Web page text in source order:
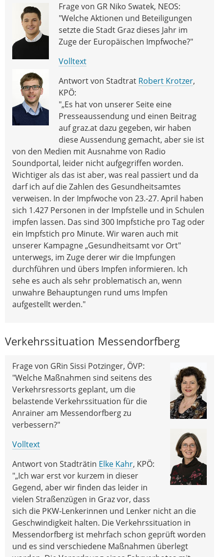
Frage von GR Niko Swatek, NEOS:
"Welche Aktionen und Beteiligungen
setzte die Stadt Graz dieses Jahr im
Zuge der Europäischen Impfwoche?"
Volltext
Antwort von Stadtrat Robert Krotzer,
KPÖ:
"„Es hat von unserer Seite eine
Presseaussendung und einen Beitrag
auf graz.at dazu gegeben, wir haben
diese Aussendung gemacht, aber sie ist
von den Medien mit Ausnahme von Radio
Soundportal, leider nicht aufgegriffen worden.
Wichtiger als das ist aber, was real passiert und da
darf ich auf die Zahlen des Gesundheitsamtes
verweisen. In der Impfwoche von 23.-27. April haben
sich 1.427 Personen in der Impfstelle und in Schulen
impfen lassen. Das sind 300 Impfstiche pro Tag oder
ein Impfstich pro Minute. Wir waren auch mit
unserer Kampagne „Gesundheitsamt vor Ort"
unterwegs, im Zuge derer wir die Impfungen
durchführen und übers Impfen informieren. Ich
sehe es auch als sehr problematisch an, wenn
unwahre Behauptungen rund ums Impfen
aufgestellt werden."
Verkehrssituation Messendorfberg
Frage von GRin Sissi Potzinger, ÖVP:
"Welche Maßnahmen sind seitens des
Verkehrsressorts geplant, um die
belastende Verkehrssituation für die
Anrainer am Messendorfberg zu
verbessern?"
Volltext
Antwort von Stadträtin Elke Kahr, KPÖ:
"„Ich war erst vor kurzem in dieser
Gegend, aber wir finden das leider in
vielen Straßenzügen in Graz vor, dass
sich die PKW-Lenkerinnen und Lenker nicht an die
Geschwindigkeit halten. Die Verkehrssituation in
Messendorfberg ist mehrfach schon geprüft worden
und es sind verschiedene Maßnahmen überlegt